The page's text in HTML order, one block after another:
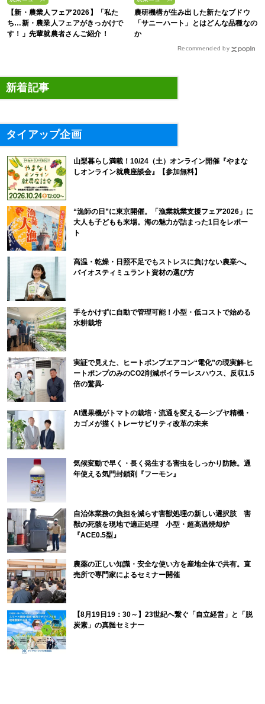
【新・農業人フェア2026】「私た
ち…新・農業人フェアがきっかけで
す！」先輩就農者さんご紹介！
農研機構が生み出した新たなブドウ
「サニーハート」とはどんな品種なの
か
Recommended by
新着記事
タイアップ企画
山梨暮らし満載！10/24（土）オンライン開催『やまな
しオンライン就農座談会』【参加無料】
“漁師の日”に東京開催。「漁業就業支援フェア2026」に
大人も子どもも来場。海の魅力が詰まった1日をレポー
ト
高温・乾燥・日照不足でもストレスに負けない農業へ。
バイオスティミュラント資材の選び方
手をかけずに自動で管理可能！小型・低コストで始める
水耕栽培
実証で見えた、ヒートポンプエアコン“電化”の現実解-ヒ
ートポンプのみのCO2削減ボイラーレスハウス、反収1.5
倍の驚異-
AI選果機がトマトの栽培・流通を変える―シブヤ精機・
カゴメが描くトレーサビリティ改革の未来
気候変動で早く・長く発生する害虫をしっかり防除。通
年使える気門封鎖剤『フーモン』
自治体業務の負担を減らす害獣処理の新しい選択肢 害
獣の死骸を現地で適正処理 小型・超高温焼却炉
『ACE0.5型』
農薬の正しい知識・安全な使い方を産地全体で共有。直
売所で専門家によるセミナー開催
【8月19日19：30～】23世紀へ繋ぐ「自立経営」と「脱
炭素」の真髄セミナー